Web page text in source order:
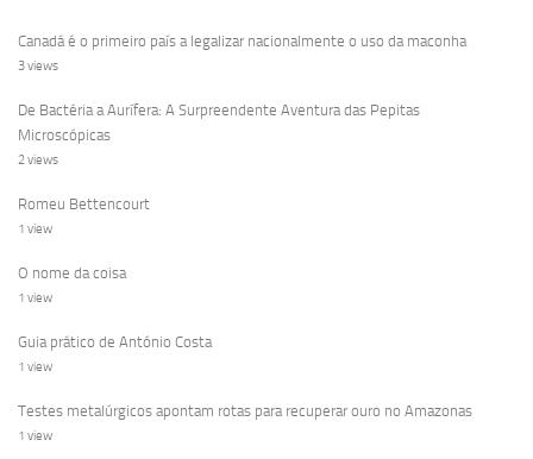
Canadá é o primeiro país a legalizar nacionalmente o uso da maconha
3 views
De Bactéria a Aurífera: A Surpreendente Aventura das Pepitas
Microscópicas
2 views
Romeu Bettencourt
1 view
O nome da coisa
1 view
Guia prático de António Costa
1 view
Testes metalúrgicos apontam rotas para recuperar ouro no Amazonas
1 view